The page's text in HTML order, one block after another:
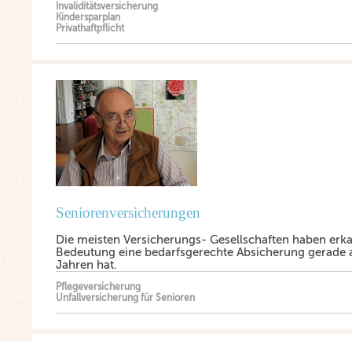
Invaliditätsversicherung
Kindersparplan
Privathaftpflicht
Seniorenversicherungen
Die meisten Versicherungs- Gesellschaften haben
Bedeutung eine bedarfsgerechte Absicherung gerade
Jahren hat.
Pflegeversicherung
Unfallversicherung für Senioren